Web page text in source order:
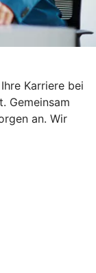
Karriere bei
Gemeinsam
an. Wir